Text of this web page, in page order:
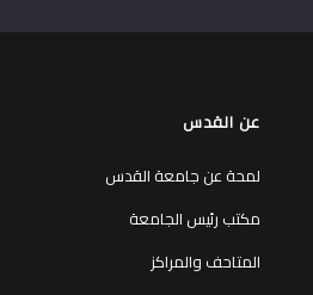
عن القدس
لمحة عن جامعة القدس
مكتب رئيس الجامعة
المتاحف والمراكز